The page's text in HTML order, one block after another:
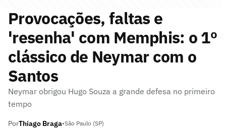
Provocações, faltas e
'resenha' com Memphis: o 1º
clássico de Neymar com o
Santos
Neymar obrigou Hugo Souza a grande defesa no primeiro
tempo
PorThiago Braga•São Paulo (SP)